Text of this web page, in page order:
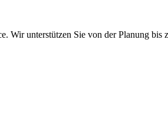
Wir unterstützen Sie von der Planung